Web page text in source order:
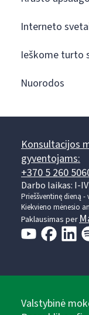
Interneto
Ieškome turto
Nuorodos
Konsultacijos
gyventojams:
+370 5 260
Darbo laikas: I-IV
Prieššventinę dieną
Kiekvieno mėnesio
Paklausimas per
Valstybinė